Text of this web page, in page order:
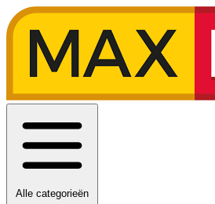
Alle categorieën